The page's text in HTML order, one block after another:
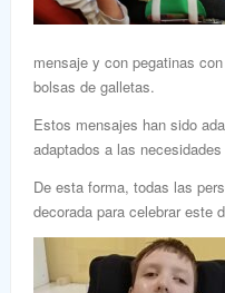
mensaje y con pegatinas
bolsas de galletas.
Estos mensajes han sido
adaptados a las
De esta forma, todas las
decorada para celebrar este